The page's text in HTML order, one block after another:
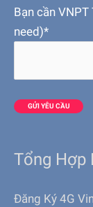
Bạn cần
need)*
Tổng Hợp
Đăng Ký 4G